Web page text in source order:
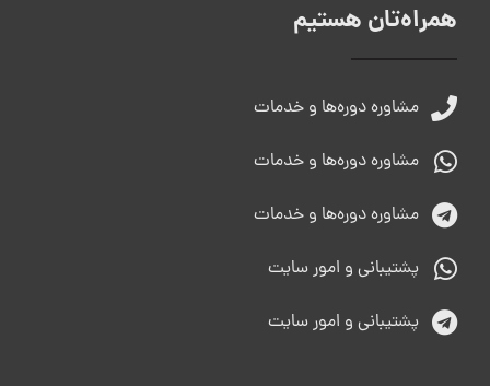
همراه‌تان هستیم
مشاوره دوره‌ها و خدمات
مشاوره دوره‌ها و خدمات
مشاوره دوره‌ها و خدمات
پشتیبانی و امور سایت
پشتیبانی و امور سایت